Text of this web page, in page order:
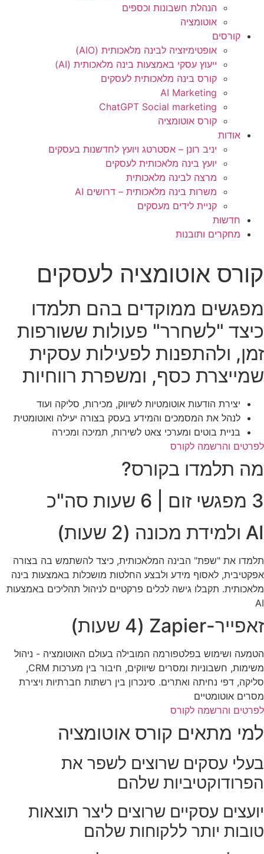
הנהלת חשבונות וכספים
אוטומציה
קורסים
אופטימיזציה לבינה מלאכותית (AIO)
ייעוץ עסקי באמצעות בינה מלאכותית (AI)
קורס בינה מלאכותית לעסקים
AI Marketing
ChatGPT Social marketing
קורס אוטומציה
אודות
יניב רונן – אסטרטג ויועץ לחדשנות בעסקים
יועץ בינה מלאכותית לעסקים
מרצה לבינה מלאכותית
משרות בינה מלאכותית – דרושים AI
קניית לידים מעסקים
חדשות
מחקרים ותובנות
קורס אוטומציה לעסקים
מפגשים ממוקדים בהם תלמדו
כיצד "לשחרר" פעולות ששורפות
זמן, ולהתפנות לפעילות עסקית
שמייצרת כסף, ומשפרת רווחיות
יצירת הודעות אוטומטיות לשיווק, מכירות, סליקה ועוד
לנהל את המסמכים והמידע בעסק בצורה יעילה ואוטומטית
בניית בוטים ומערכי צאט לשירות, תמיכה ומכירה
לפרטים והרשמה לקורס
מה תלמדו בקורס?
3 מפגשי זום | 6 שעות סה"כ
AI ולמידת מכונה (2 שעות)
תלמדו את "שפת" הבינה המלאכותית, כיצד להשתמש בה בצורה
אפקטיבית, לאסוף מידע ולבצע החלטות מושכלות באמצעות בינה
מלאכותית. תקבלו גישה לכלים פרקטיים לניהול תהליכים באמצעות
AI
זאפייר-Zapier (4 שעות)
הטמעה ושימוש בפלטפורמה המובילה בעולם האוטומציה - ניהול
משימות, חשבוניות ומסרים שיווקים, חיבור בין מערכות CRM,
סליקה, דפי נחיתה ואתרים. סינכרון בין רשתות חברתיות ויצירת
מסרים אוטומטיים
לפרטים והרשמה לקורס
למי מתאים קורס אוטומציה
בעלי עסקים שרוצים לשפר את
הפרודוקטיביות שלהם
יועצים עסקיים שרוצים ליצר תוצאות
טובות יותר ללקוחות שלהם